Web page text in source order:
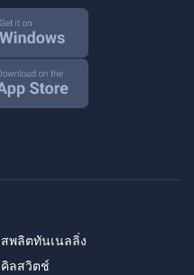
สพลิตทันเนลลิ่ง
คิลสวิตช์